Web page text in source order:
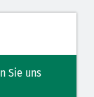
Sie uns